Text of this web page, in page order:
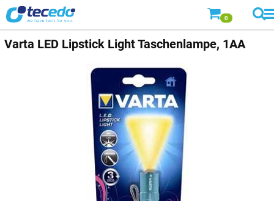
0
Varta LED Lipstick Light Taschenlampe, 1AA